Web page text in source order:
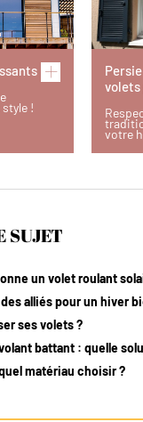
!
volets
votre
SUJET
un volet roulant
alliés pour un hiver
ses volets ?
battant : quelle
matériau choisir ?